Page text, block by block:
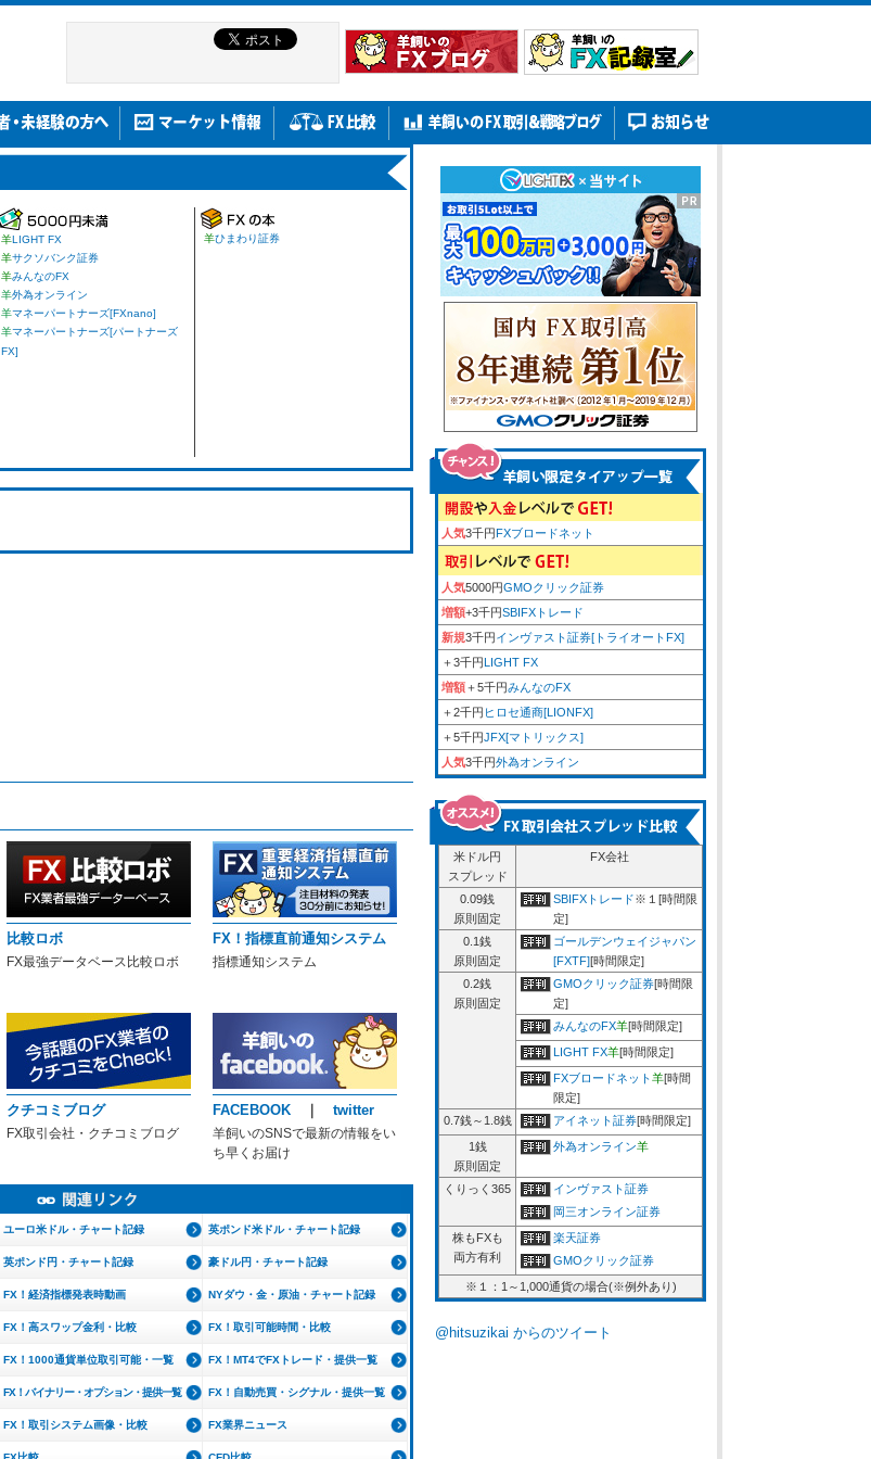
羊LIGHT FX
羊サクソバンク証券
羊みんなのFX
羊外為オンライン
羊マネーパートナーズ[FXnano]
羊マネーパートナーズ[パートナーズ
FX]
羊ひまわり証券
比較ロボ
FX最強データベース比較ロボ
FX！指標直前通知システム
指標通知システム
クチコミブログ
FX取引会社・クチコミブログ
FACEBOOK twitter
羊飼いのSNSで最新の情報をい
ち早くお届け
ユーロ米ドル・チャート記録 英ポンド米ドル・チャート記録
英ポンド円・チャート記録 豪ドル円・チャート記録
FX！経済指標発表時動画 NYダウ・金・原油・チャート記録
FX！高スワップ金利・比較 FX！取引可能時間・比較
FX！1000通貨単位取引可能・一覧 FX！MT4でFXトレード・提供一覧
FX！バイナリー・オプション・提供一覧 FX！自動売買・シグナル・提供一覧
FX！取引システム画像・比較 FX業界ニュース
人気3千円FXブロードネット
人気5000円GMOクリック証券
増額+3千円SBIFXトレード
新規3千円インヴァスト証券[トライオートFX]
＋3千円LIGHT FX
増額＋5千円みんなのFX
＋2千円 ヒロセ通商[LIONFX]
＋5千円JFX[マトリックス]
人気3千円外為オンライン
米ドル円
スプレッド
FX会社
0.09銭
原則固定
SBIFXトレード※１[時間限
定]
0.1銭
原則固定
ゴールデンウェイジャパン
[FXTF][時間限定]
0.2銭
原則固定
GMOクリック証券[時間限
定]
みんなのFX羊[時間限定]
LIGHT FX羊[時間限定]
FXブロードネット羊[時間
限定]
0.7銭～1.8銭
アイネット証券[時間限定]
1銭
原則固定
外為オンライン羊
くりっく365
インヴァスト証券
岡三オンライン証券
株もFXも
両方有利
楽天証券
GMOクリック証券
※１：1～1,000通貨の場合(※例外あり)
@hitsuzikai からのツイート